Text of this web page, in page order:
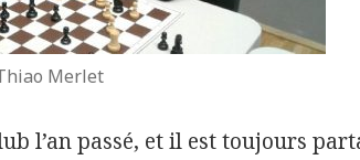
Merlet
l’an passé, et il est toujours